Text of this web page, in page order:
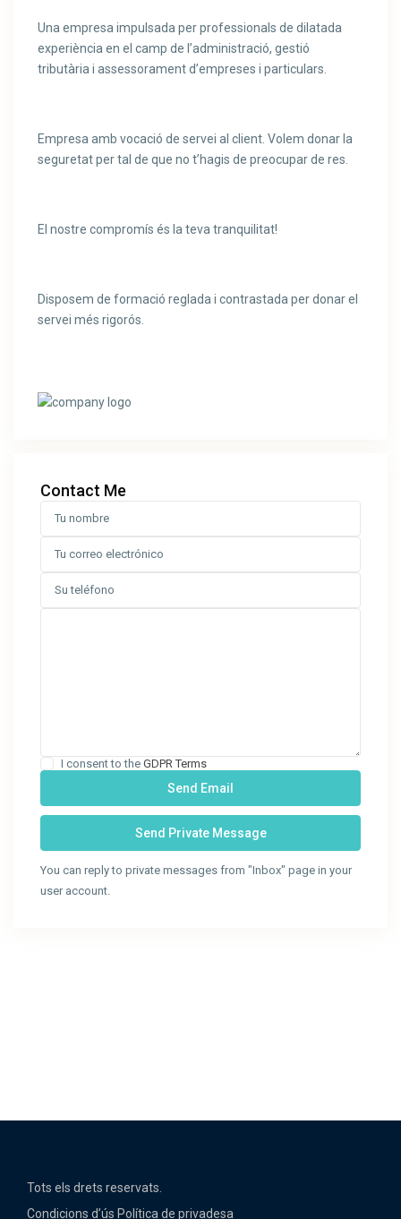
Una empresa impulsada per professionals de dilatada
experiència en el camp de l’administració, gestió
tributària i assessorament d’empreses i particulars.​
Empresa amb vocació de servei al client. Volem donar la
seguretat per tal de que no t’hagis de preocupar de res.
El nostre compromís és la teva tranquilitat!
Disposem de formació reglada i contrastada per donar el
servei més rigorós.
Contact Me
I consent to the GDPR Terms
You can reply to private messages from "Inbox" page in your
user account.
Tots els drets reservats.
Condicions d’ús Política de privadesa